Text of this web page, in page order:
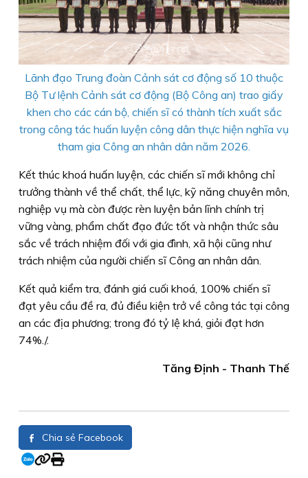
Lãnh đạo Trung đoàn Cảnh sát cơ động số 10 thuộc
Bộ Tư lệnh Cảnh sát cơ động (Bộ Công an) trao giấy
khen cho các cán bộ, chiến sĩ có thành tích xuất sắc
trong công tác huấn luyện công dân thực hiện nghĩa vụ
tham gia Công an nhân dân năm 2026.
Kết thúc khoá huấn luyện, các chiến sĩ mới không chỉ
trưởng thành về thể chất, thể lực, kỹ năng chuyên môn,
nghiệp vụ mà còn được rèn luyện bản lĩnh chính trị
vững vàng, phẩm chất đạo đức tốt và nhận thức sâu
sắc về trách nhiệm đối với gia đình, xã hội cũng như
trách nhiệm của người chiến sĩ Công an nhân dân.
Kết quả kiểm tra, đánh giá cuối khoá, 100% chiến sĩ
đạt yêu cầu đề ra, đủ điều kiện trở về công tác tại công
an các địa phương; trong đó tỷ lệ khá, giỏi đạt hơn
74%./.
Tăng Định - Thanh Thế
Chia sẻ Facebook